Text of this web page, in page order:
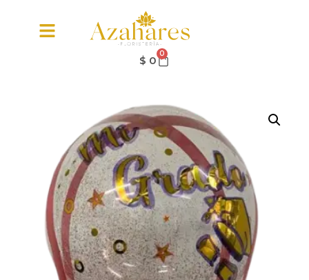
$ 0 0